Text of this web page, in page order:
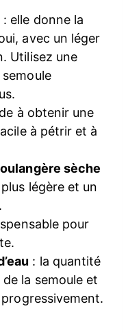
: elle donne la
avec un léger
Utilisez une
à obtenir une
à pétrir et à
sèche
légère et un
pour
: la quantité
la semoule et